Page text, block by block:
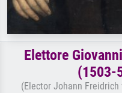
Elettore
(1503-
(Elector Johann Freidrich